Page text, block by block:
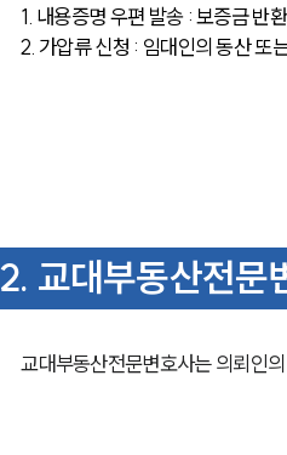
1. 내용증명 우편 발송 : 보증금 반
2. 가압류 신청 : 임대인의 동산 또
2. 교대부동산전문
교대부동산전문변호사는 의뢰인